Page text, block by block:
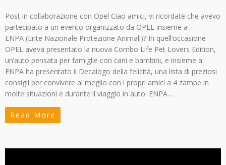
Post in collaborazione con Opel Ciao amici, vi ricordate che avevo
partecipato a un evento organizzato da OPEL insieme a
ENPA (Ente Nazionale Protezione Animali)? In quell’occasione
OPEL aveva presentato la nuova Combo Life Pet Lovers Edition,
un’auto pensata per famiglie con cani e bambini, e insieme a
ENPA ha presentato il Decalogo della felicità, una lista di preziosi
consigli per convivere al meglio con i propri amici a 4 zampe in
molte situazioni e durante il viaggio in auto. ENPA…
Read More